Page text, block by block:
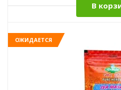
В
ОЖИДАЕТСЯ